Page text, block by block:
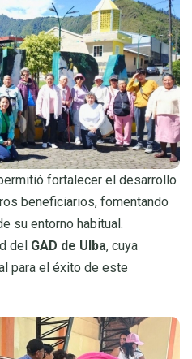
fortalecer el desarrollo
beneficiarios, fomentando
su entorno habitual.
del GAD de Ulba, cuya
para el éxito de este